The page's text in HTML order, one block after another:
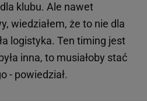
klubu. Ale nawet
wiedziałem, że to nie dla
logistyka. Ten timing jest
inna, to musiałoby stać
- powiedział.